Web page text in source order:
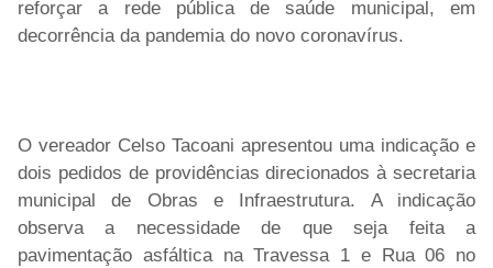
reforçar a rede pública de saúde municipal, em
decorrência da pandemia do novo coronavírus.
O vereador Celso Tacoani apresentou uma indicação e
dois pedidos de providências direcionados à secretaria
municipal de Obras e Infraestrutura. A indicação
observa a necessidade de que seja feita a
pavimentação asfáltica na Travessa 1 e Rua 06 no